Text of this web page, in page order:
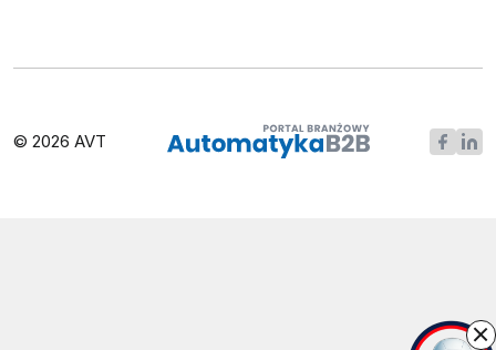
© 2026 AVT